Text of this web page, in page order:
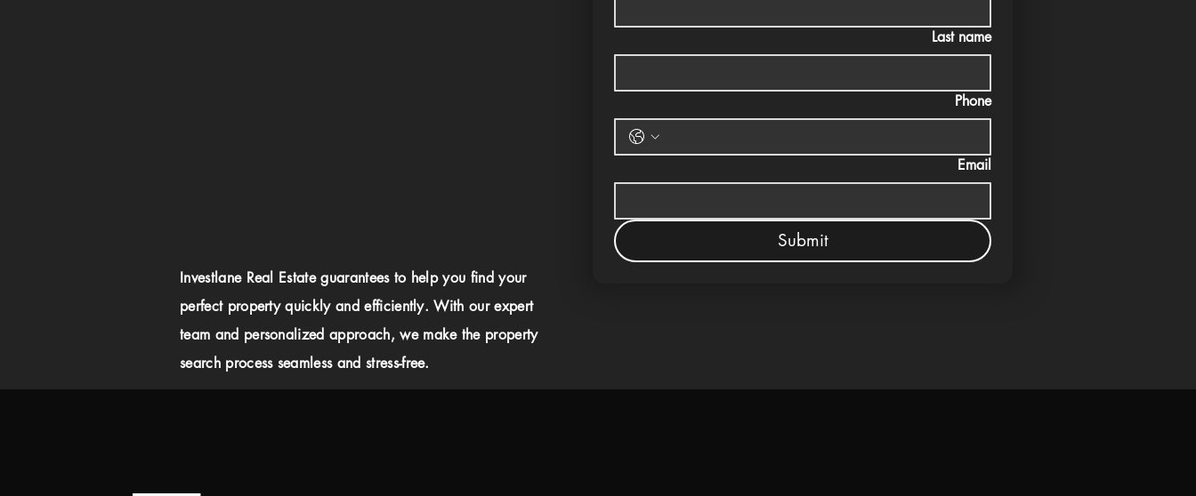
Investlane Real Estate guarantees to help you find your
perfect property quickly and efficiently. With our expert
team and personalized approach, we make the property
search process seamless and stress-free.
Last name
Phone
Email
Submit